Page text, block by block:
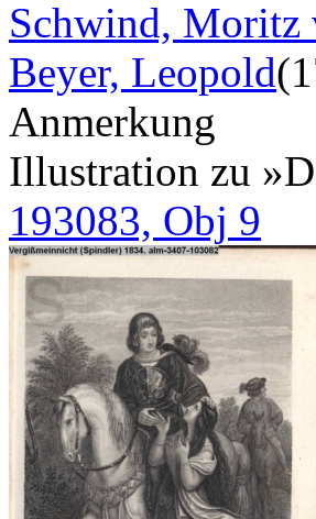
Schwind, Moritz
Beyer, Leopold
Anmerkung
Illustration zu
193083, Obj 9